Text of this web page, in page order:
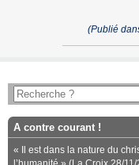
(Publié
A contre courant !
« Il est dans la nature du
l’humanité » (La Croix 28/